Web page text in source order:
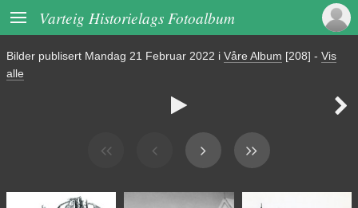
 Varteig Historielags Fotoalbum
Bilder publisert Mandag 21 Februar 2022 i Våre Album [208] - Vis
alle
 